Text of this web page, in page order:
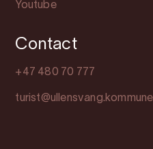
Youtube
Contact
+47 480 70 777